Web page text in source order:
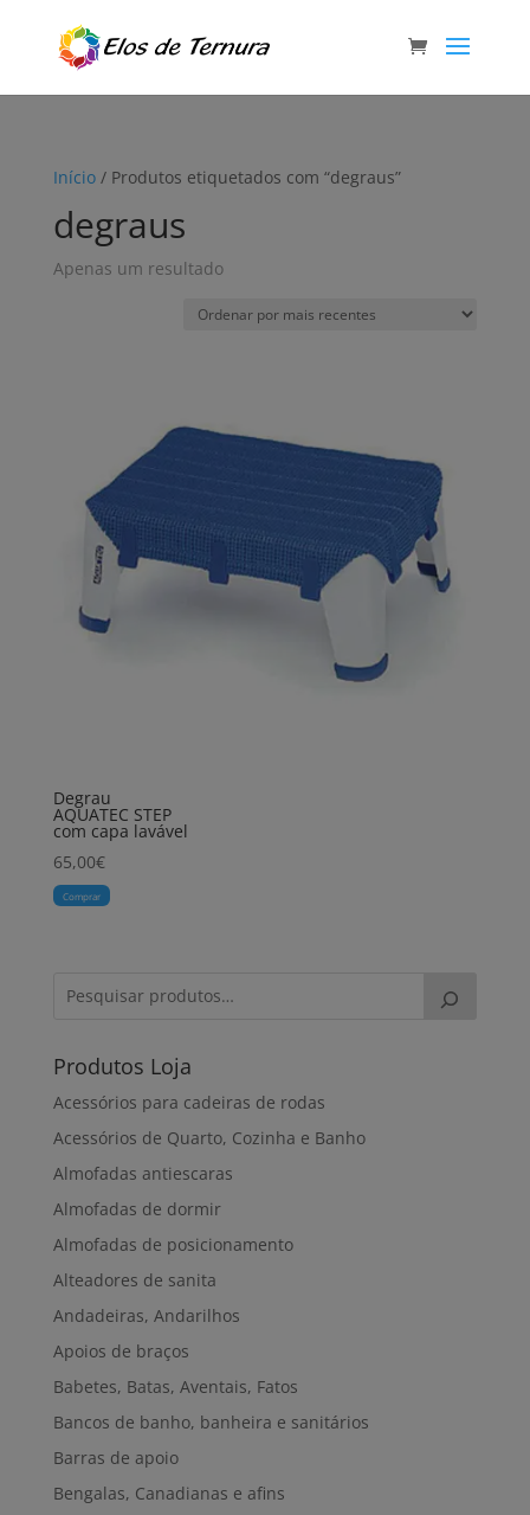
Início/ Produtos etiquetados com “degraus”
degraus
Apenas um resultado
Degrau
AQUATEC STEP
com capa lavável
65,00€
Comprar
Produtos Loja
Acessórios para cadeiras de rodas
Acessórios de Quarto, Cozinha e Banho
Almofadas antiescaras
Almofadas de dormir
Almofadas de posicionamento
Alteadores de sanita
Andadeiras, Andarilhos
Apoios de braços
Babetes, Batas, Aventais, Fatos
Bancos de banho, banheira e sanitários
Barras de apoio
Bengalas, Canadianas e afins